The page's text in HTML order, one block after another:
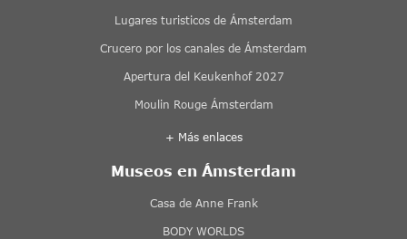
Lugares turisticos de Ámsterdam
Crucero por los canales de Ámsterdam
Apertura del Keukenhof 2027
Moulin Rouge Ámsterdam
+ Más enlaces
Museos en Ámsterdam
Casa de Anne Frank
BODY WORLDS